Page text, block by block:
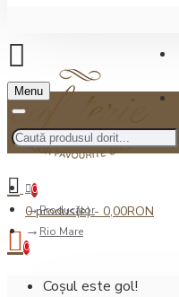
Menu
0
0 produs(e) - 0,00RON
0
Coșul este gol!
Producător
Rio Mare